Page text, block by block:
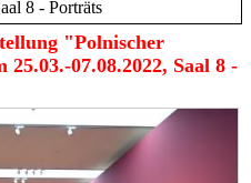
8 - Porträts
"Polnischer
07.08.2022, Saal 8 -